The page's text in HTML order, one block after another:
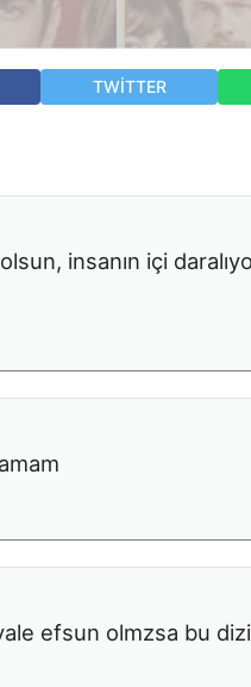
TWITTER
insanın içi
efsun olmzsa bu